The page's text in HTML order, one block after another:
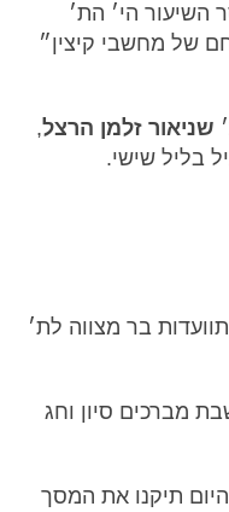
של מחשבי קיצין״
שניאור זלמן הרצל,
בר מצווה לת׳
מברכים סיון וחג
תיקנו את המסך